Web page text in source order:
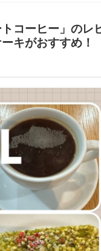
コーヒー」のレ
キがおすすめ！